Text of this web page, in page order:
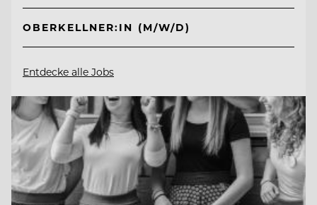
OBERKELLNER:IN (M/W/D)
Entdecke alle Jobs